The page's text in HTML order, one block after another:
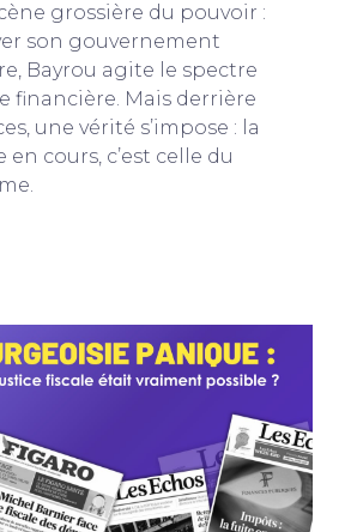
grossière du pouvoir :
son gouvernement
Bayrou agite le spectre
financière. Mais derrière
une vérité s’impose : la
en cours, c’est celle du